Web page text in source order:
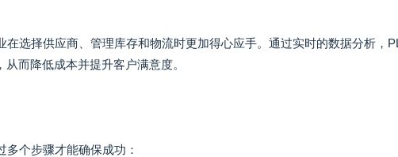
选择供应商、管理库存和物流时更加得心应手。通过实时的数据分析，
而降低成本并提升客户满意度。
个步骤才能确保成功：